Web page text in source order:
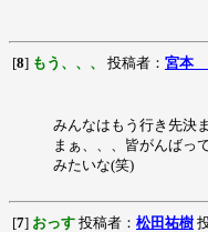
[8] もう、、、 投稿者： 宮本
みんなはもう行き先決
まぁ、、、皆がんばっ
みたいな(笑)
[7] おっす 投稿者： 松田祐樹